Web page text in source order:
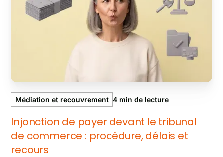
Médiation et recouvrement 4 min de lecture
Injonction de payer devant le tribunal
de commerce : procédure, délais et
recours